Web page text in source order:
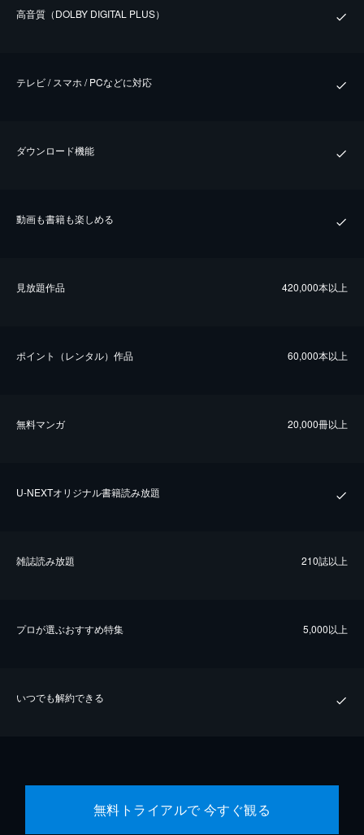
⾼⾳質（DOLBY DIGITAL PLUS）
テレビ / スマホ / PCなどに対応
ダウンロード機能
動画も書籍も楽しめる
⾒放題作品 420,000本以上
ポイント（レンタル）作品 60,000本以上
無料マンガ 20,000冊以上
U-NEXTオリジナル書籍読み放題
雑誌読み放題 210誌以上
プロが選ぶおすすめ特集 5,000以上
いつでも解約できる
無料トライアルで 今すぐ観る